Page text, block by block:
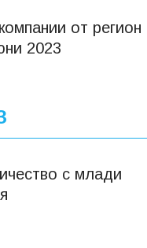
от регион
2023
с млади